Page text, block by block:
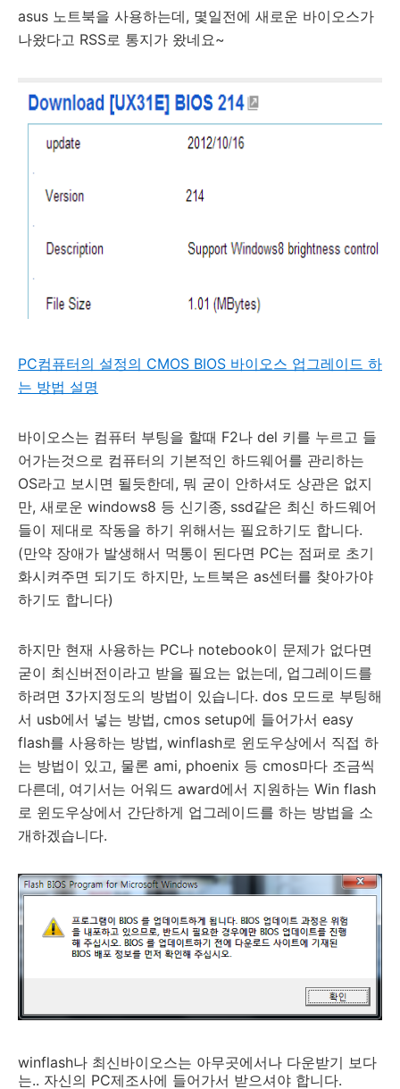
asus 노트북을 사용하는데, 몇일전에 새로운 바이오스가
나왔다고 RSS로 통지가 왔네요~
PC컴퓨터의 설정의 CMOS BIOS 바이오스 업그레이드 하
는 방법 설명
바이오스는 컴퓨터 부팅을 할때 F2나 del 키를 누르고 들
어가는것으로 컴퓨터의 기본적인 하드웨어를 관리하는
OS라고 보시면 될듯한데, 뭐 굳이 안하셔도 상관은 없지
만, 새로운 windows8 등 신기종, ssd같은 최신 하드웨어
들이 제대로 작동을 하기 위해서는 필요하기도 합니다.
(만약 장애가 발생해서 먹통이 된다면 PC는 점퍼로 초기
화시켜주면 되기도 하지만, 노트북은 as센터를 찾아가야
하기도 합니다)
하지만 현재 사용하는 PC나 notebook이 문제가 없다면
굳이 최신버전이라고 받을 필요는 없는데, 업그레이드를
하려면 3가지정도의 방법이 있습니다. dos 모드로 부팅해
서 usb에서 넣는 방법, cmos setup에 들어가서 easy
flash를 사용하는 방법, winflash로 윈도우상에서 직접 하
는 방법이 있고, 물론 ami, phoenix 등 cmos마다 조금씩
다른데, 여기서는 어워드 award에서 지원하는 Win flash
로 윈도우상에서 간단하게 업그레이드를 하는 방법을 소
개하겠습니다.
winflash나 최신바이오스는 아무곳에서나 다운받기 보다
는.. 자신의 PC제조사에 들어가서 받으셔야 합니다.